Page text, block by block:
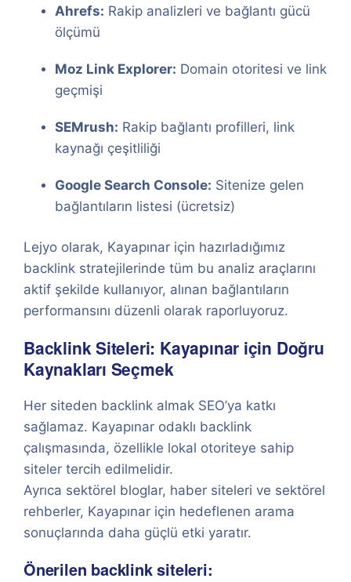
Ahrefs: Rakip analizleri ve bağlantı gücü
ölçümü
Moz Link Explorer: Domain otoritesi ve link
geçmişi
SEMrush: Rakip bağlantı profilleri, link
kaynağı çeşitliliği
Google Search Console: Sitenize gelen
bağlantıların listesi (ücretsiz)
Lejyo olarak, Kayapınar için hazırladığımız
backlink stratejilerinde tüm bu analiz araçlarını
aktif şekilde kullanıyor, alınan bağlantıların
performansını düzenli olarak raporluyoruz.
Backlink Siteleri: Kayapınar için Doğru
Kaynakları Seçmek
Her siteden backlink almak SEO’ya katkı
sağlamaz. Kayapınar odaklı backlink
çalışmasında, özellikle lokal otoriteye sahip
siteler tercih edilmelidir.
Ayrıca sektörel bloglar, haber siteleri ve sektörel
rehberler, Kayapınar için hedeflenen arama
sonuçlarında daha güçlü etki yaratır.
Önerilen backlink siteleri: